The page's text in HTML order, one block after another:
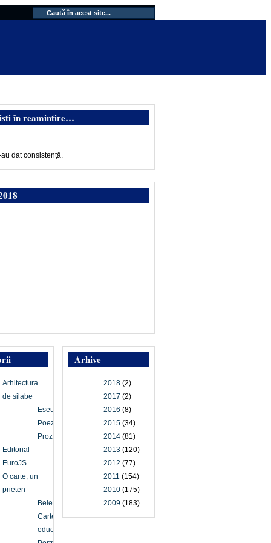
în reamintire…
dat consistență.
Arhive
2018 (2)
2017 (2)
2016 (8)
2015 (34)
2014 (81)
2013 (120)
2012 (77)
2011 (154)
2010 (175)
2009 (183)
Arhitectura
de silabe
Eseu
Poezie
Proză
Editorial
EuroJS
O carte, un
prieten
Beletristică
Carte
educațională